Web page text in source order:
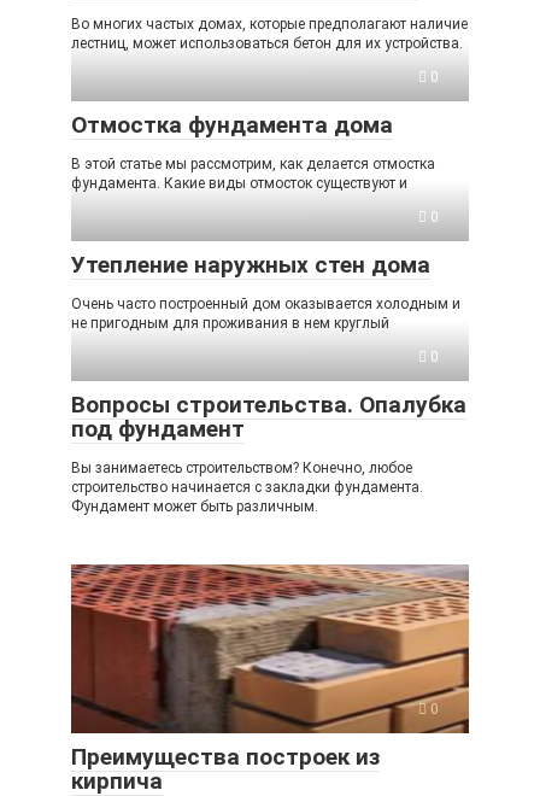
Во многих частых домах, которые предполагают наличие
лестниц, может использоваться бетон для их устройства.
0
Отмостка фундамента дома
В этой статье мы рассмотрим, как делается отмостка
фундамента. Какие виды отмосток существуют и
0
Утепление наружных стен дома
Очень часто построенный дом оказывается холодным и
не пригодным для проживания в нем круглый
0
Вопросы строительства. Опалубка
под фундамент
Вы занимаетесь строительством? Конечно, любое
строительство начинается с закладки фундамента.
Фундамент может быть различным.
0
Преимущества построек из
кирпича